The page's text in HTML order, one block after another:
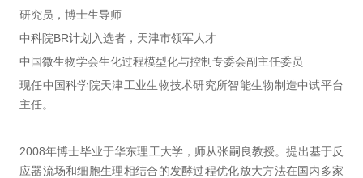
研究员，博士生导师
中科院BR计划入选者，天津市领军人才
中国微生物学会生化过程模型化与控制专委会副主任委员
现任中国科学院天津工业生物技术研究所智能生物制造中试平台
主任。
2008年博士毕业于华东理工大学，师从张嗣良教授。提出基于反
应器流场和细胞生理相结合的发酵过程优化放大方法在国内多家